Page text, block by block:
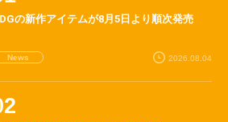
の新作アイテムが8月5日より順次発売
News 2026.08.04